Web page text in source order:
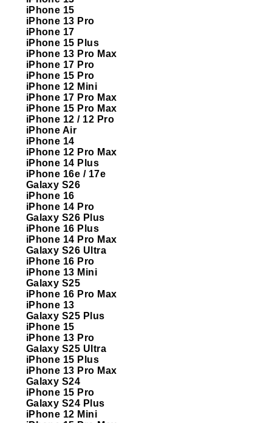
iPhone 15
iPhone 13 Pro
iPhone 17
iPhone 15 Plus
iPhone 13 Pro Max
iPhone 17 Pro
iPhone 15 Pro
iPhone 12 Mini
iPhone 17 Pro Max
iPhone 15 Pro Max
iPhone 12 / 12 Pro
iPhone Air
iPhone 14
iPhone 12 Pro Max
iPhone 14 Plus
iPhone 16e / 17e
Galaxy S26
iPhone 16
iPhone 14 Pro
Galaxy S26 Plus
iPhone 16 Plus
iPhone 14 Pro Max
Galaxy S26 Ultra
iPhone 16 Pro
iPhone 13 Mini
Galaxy S25
iPhone 16 Pro Max
iPhone 13
Galaxy S25 Plus
iPhone 15
iPhone 13 Pro
Galaxy S25 Ultra
iPhone 15 Plus
iPhone 13 Pro Max
Galaxy S24
iPhone 15 Pro
Galaxy S24 Plus
iPhone 12 Mini